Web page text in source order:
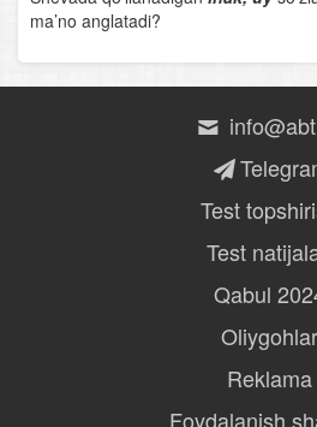
Lutfiy
“Xamsa”chilik tarixidan
Alisher Navoiyning hayoti va ijodi
Navoiyning “Xamsa” asari
Boburning “Boburnoma” asari
ma’no anglatadi?
Test
Test
Qabul
Oliygohlar
Reklama
Foydalanish